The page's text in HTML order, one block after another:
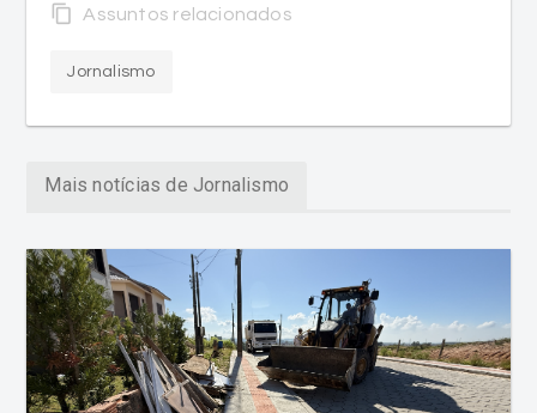
content_copy Assuntos relacionados
Jornalismo
Mais notícias de Jornalismo